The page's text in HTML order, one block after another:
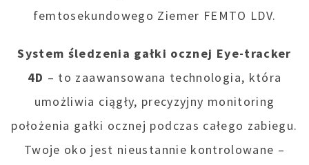
femtosekundowego Ziemer FEMTO LDV.
System śledzenia gałki ocznej Eye-tracker
4D – to zaawansowana technologia, która
umożliwia ciągły, precyzyjny monitoring
położenia gałki ocznej podczas całego zabiegu.
Twoje oko jest nieustannie kontrolowane –